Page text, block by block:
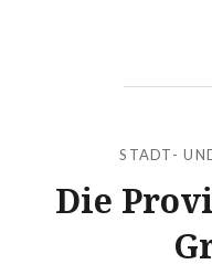
STADT-
Die